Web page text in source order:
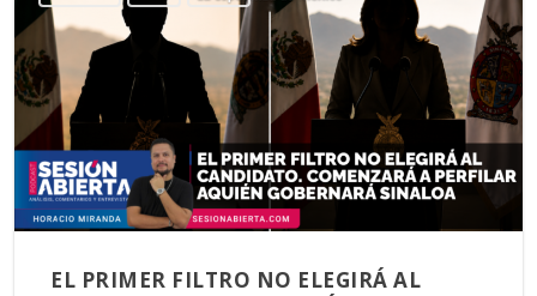
EL PRIMER FILTRO NO ELEGIRÁ AL